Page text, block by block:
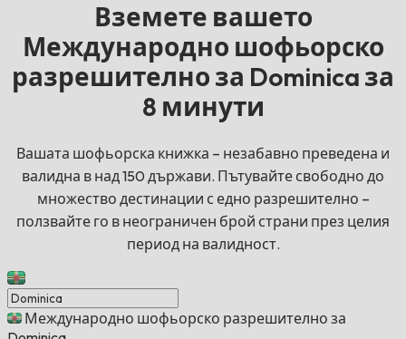
Вземете вашето
Международно шофьорско
разрешително за Dominica за
8 минути
Вашата шофьорска книжка – незабавно преведена и
валидна в над 150 държави. Пътувайте свободно до
множество дестинации с едно разрешително –
ползвайте го в неограничен брой страни през целия
период на валидност.
Международно шофьорско разрешително за